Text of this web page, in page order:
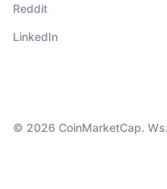
Reddit
LinkedIn
© 2026 CoinMarketCap.